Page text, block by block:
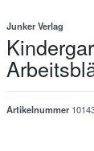
Junker Verlag
Artikelnummer